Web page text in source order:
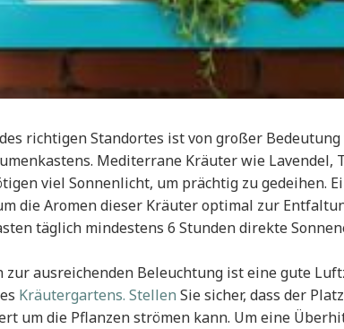
richtigen Standortes ist von großer
Mediterrane Kräuter wie Lavendel,
viel Sonnenlicht, um prächtig zu gedeihen.
die Aromen dieser Kräuter optimal zur
täglich mindestens 6 Stunden direkte
zur ausreichenden Beleuchtung ist eine gute
Kräutergartens. Stellen Sie sicher, dass der
um die Pflanzen strömen kann. Um eine